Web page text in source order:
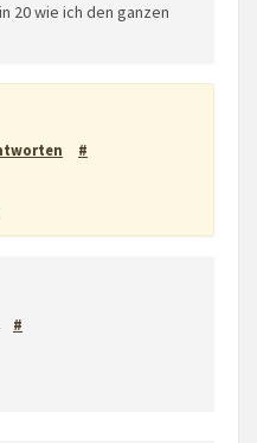
20 wie ich den ganzen
#
#